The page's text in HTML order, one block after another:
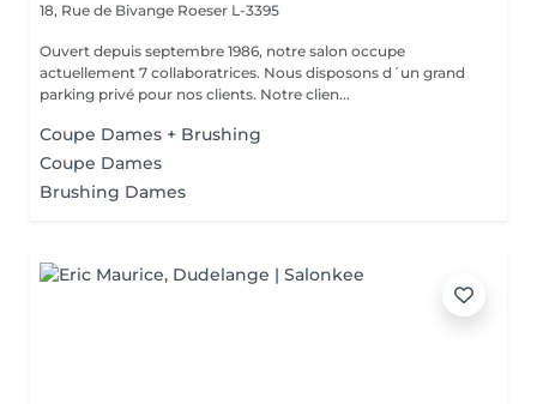
18, Rue de Bivange Roeser L-3395
Ouvert depuis septembre 1986, notre salon occupe
actuellement 7 collaboratrices. Nous disposons d´un grand
parking privé pour nos clients. Notre clien...
Coupe Dames + Brushing
Coupe Dames
Brushing Dames